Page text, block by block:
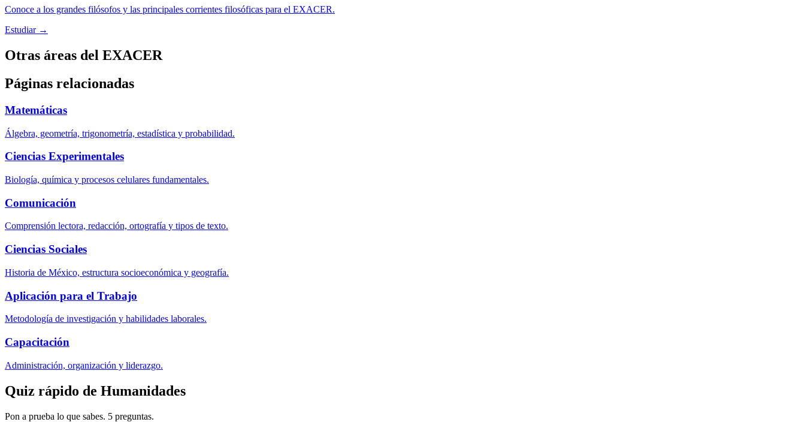
Conoce a los grandes filósofos y las principales corrientes filosóficas para el EXACER.
Estudiar →
Otras áreas del EXACER
Páginas relacionadas
Matemáticas
Álgebra, geometría, trigonometría, estadística y probabilidad.
Ciencias Experimentales
Biología, química y procesos celulares fundamentales.
Comunicación
Comprensión lectora, redacción, ortografía y tipos de texto.
Ciencias Sociales
Historia de México, estructura socioeconómica y geografía.
Aplicación para el Trabajo
Metodología de investigación y habilidades laborales.
Capacitación
Administración, organización y liderazgo.
Quiz rápido de Humanidades
Pon a prueba lo que sabes. 5 preguntas.